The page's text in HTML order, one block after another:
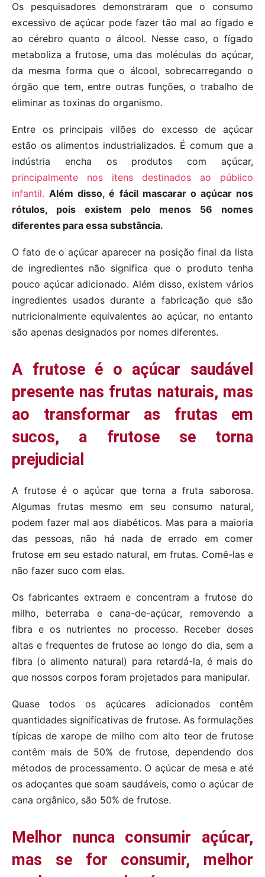
Os pesquisadores demonstraram que o consumo
excessivo de açúcar pode fazer tão mal ao fígado e
ao cérebro quanto o álcool. Nesse caso, o fígado
metaboliza a frutose, uma das moléculas do açúcar,
da mesma forma que o álcool, sobrecarregando o
órgão que tem, entre outras funções, o trabalho de
eliminar as toxinas do organismo.
Entre os principais vilões do excesso de açúcar
estão os alimentos industrializados. É comum que a
indústria encha os produtos com açúcar,
principalmente nos itens destinados ao público
infantil. Além disso, é fácil mascarar o açúcar nos
rótulos, pois existem pelo menos 56 nomes
diferentes para essa substância.
O fato de o açúcar aparecer na posição final da lista
de ingredientes não significa que o produto tenha
pouco açúcar adicionado. Além disso, existem vários
ingredientes usados durante a fabricação que são
nutricionalmente equivalentes ao açúcar, no entanto
são apenas designados por nomes diferentes.
A frutose é o açúcar saudável
presente nas frutas naturais, mas
ao transformar as frutas em
sucos, a frutose se torna
prejudicial
A frutose é o açúcar que torna a fruta saborosa.
Algumas frutas mesmo em seu consumo natural,
podem fazer mal aos diabéticos. Mas para a maioria
das pessoas, não há nada de errado em comer
frutose em seu estado natural, em frutas. Comê-las e
não fazer suco com elas.
Os fabricantes extraem e concentram a frutose do
milho, beterraba e cana-de-açúcar, removendo a
fibra e os nutrientes no processo. Receber doses
altas e frequentes de frutose ao longo do dia, sem a
fibra (o alimento natural) para retardá-la, é mais do
que nossos corpos foram projetados para manipular.
Quase todos os açúcares adicionados contêm
quantidades significativas de frutose. As formulações
típicas de xarope de milho com alto teor de frutose
contêm mais de 50% de frutose, dependendo dos
métodos de processamento. O açúcar de mesa e até
os adoçantes que soam saudáveis, como o açúcar de
cana orgânico, são 50% de frutose.
Melhor nunca consumir açúcar,
mas se for consumir, melhor